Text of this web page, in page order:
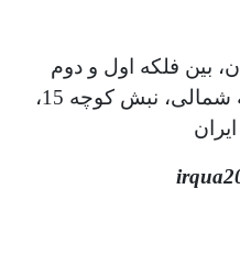
بین فلکه اول و دوم
صادقیه، بلوار شهدای صادقیه شمالی، نبش کوچه 15،